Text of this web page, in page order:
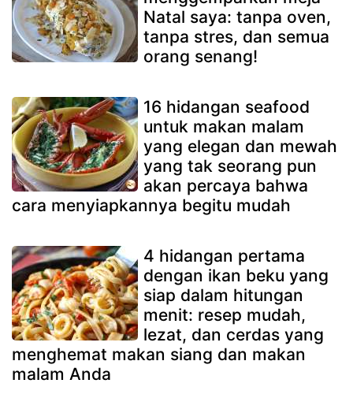
Natal saya: tanpa oven,
tanpa stres, dan semua
orang senang!
16 hidangan seafood
untuk makan malam
yang elegan dan mewah
yang tak seorang pun
akan percaya bahwa
cara menyiapkannya begitu mudah
4 hidangan pertama
dengan ikan beku yang
siap dalam hitungan
menit: resep mudah,
lezat, dan cerdas yang
menghemat makan siang dan makan
malam Anda